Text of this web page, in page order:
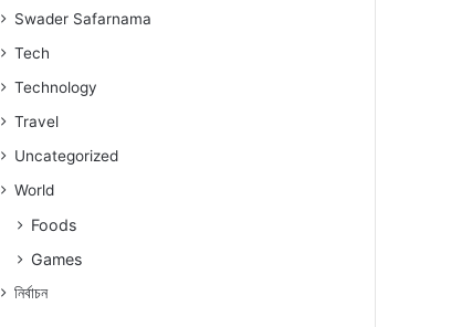
Swader Safarnama
Tech
Technology
Travel
Uncategorized
World
Foods
Games
নিৰ্বাচন